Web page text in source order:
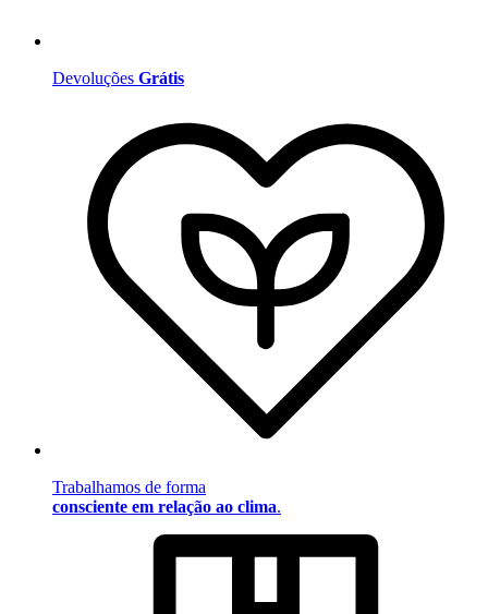
Devoluções Grátis
Trabalhamos de forma
consciente em relação ao clima.